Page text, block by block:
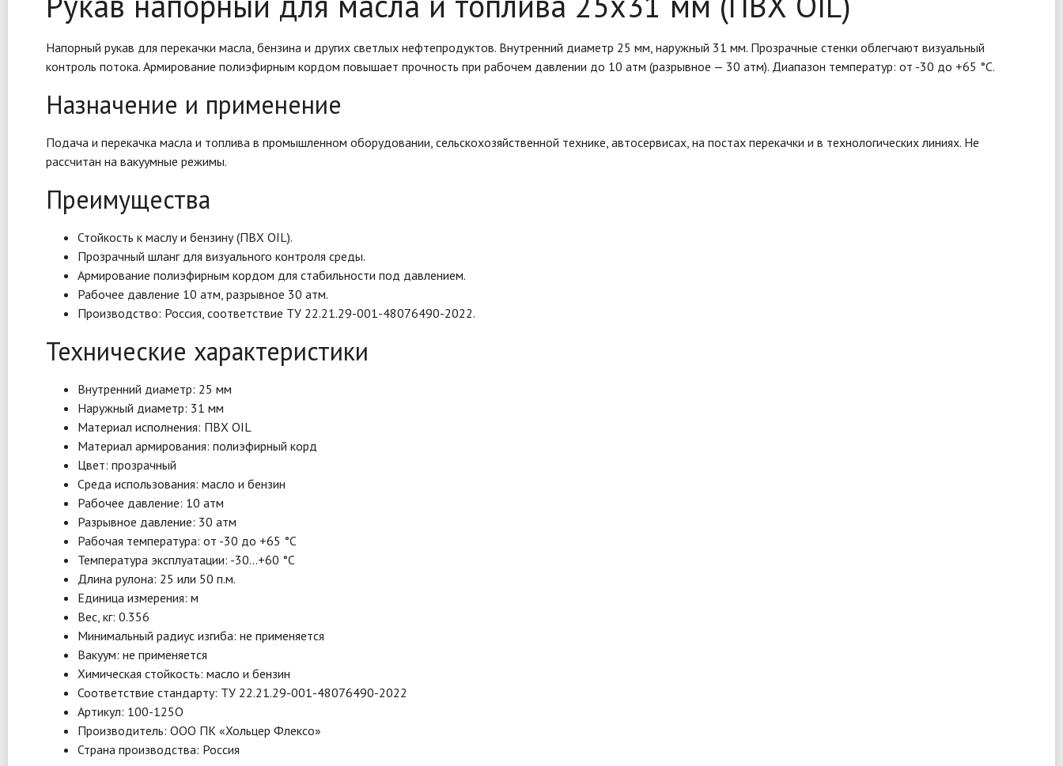
Напорный рукав для перекачки масла, бензина и других светлых нефтепродуктов. Внутренний диаметр 25 мм, наружный 31 мм. Прозрачные стенки облегчают визуальный
контроль потока. Армирование полиэфирным кордом повышает прочность при рабочем давлении до 10 атм (разрывное — 30 атм). Диапазон температур: от -30 до +65 °C.
Назначение и применение
Подача и перекачка масла и топлива в промышленном оборудовании, сельскохозяйственной технике, автосервисах, на постах перекачки и в технологических линиях. Не
рассчитан на вакуумные режимы.
Преимущества
Стойкость к маслу и бензину (ПВХ OIL).
Прозрачный шланг для визуального контроля среды.
Армирование полиэфирным кордом для стабильности под давлением.
Рабочее давление 10 атм, разрывное 30 атм.
Производство: Россия, соответствие ТУ 22.21.29-001-48076490-2022.
Технические характеристики
Внутренний диаметр: 25 мм
Наружный диаметр: 31 мм
Материал исполнения: ПВХ OIL
Материал армирования: полиэфирный корд
Цвет: прозрачный
Среда использования: масло и бензин
Рабочее давление: 10 атм
Разрывное давление: 30 атм
Рабочая температура: от -30 до +65 °C
Температура эксплуатации: -30…+60 °C
Длина рулона: 25 или 50 п.м.
Единица измерения: м
Вес, кг: 0.356
Минимальный радиус изгиба: не применяется
Вакуум: не применяется
Химическая стойкость: масло и бензин
Соответствие стандарту: ТУ 22.21.29-001-48076490-2022
Артикул: 100-125O
Производитель: ООО ПК «Хольцер Флексо»
Страна производства: Россия